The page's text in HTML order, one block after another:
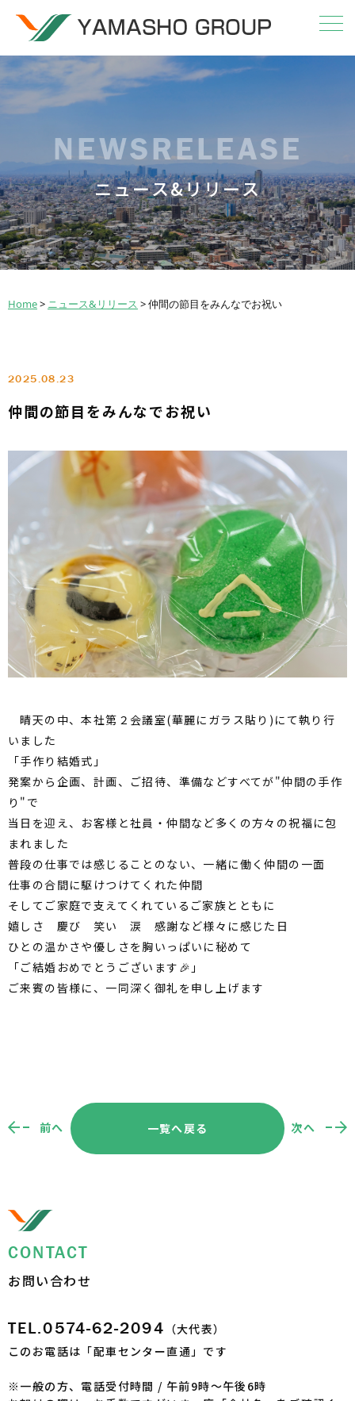
NEWSRELEASE
ニュース&リリース
Home> ニュース&リリース >仲間の節目をみんなでお祝い
2025.08.23
仲間の節目をみんなでお祝い
晴天の中、本社第２会議室(華麗にガラス貼り)にて執り行
いました
「手作り結婚式」
発案から企画、計画、ご招待、準備などすべてが"仲間の手作
り"で
当日を迎え、お客様と社員・仲間など多くの方々の祝福に包
まれました
普段の仕事では感じることのない、一緒に働く仲間の一面
仕事の合間に駆けつけてくれた仲間
そしてご家庭で支えてくれているご家族とともに
嬉しさ 慶び 笑い 涙 感謝など様々に感じた日
ひとの温かさや優しさを胸いっぱいに秘めて
「ご結婚おめでとうございます🎉」
ご来賓の皆様に、一同深く御礼を申し上げます
前へ 次へ
一覧へ戻る
CONTACT
お問い合わせ
TEL.0574-62-2094 （大代表）
このお電話は「配車センター直通」です
※一般の方、電話受付時間 / 午前9時～午後6時